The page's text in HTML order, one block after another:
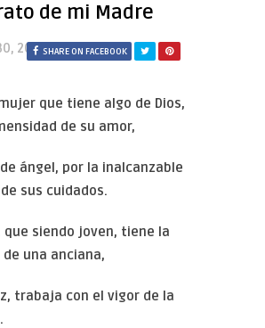
de mi Madre
2022SHARE ON FACEBOOK
que tiene algo de Dios,
de su amor,
ángel, por la inalcanzable
sus cuidados.
que siendo joven, tiene la
una anciana,
trabaja con el vigor de la